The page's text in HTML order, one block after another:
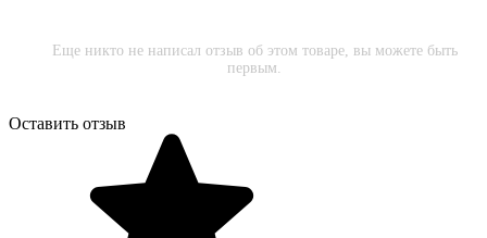
Еще никто не написал отзыв об этом товаре, вы можете быть
первым.
Оставить отзыв